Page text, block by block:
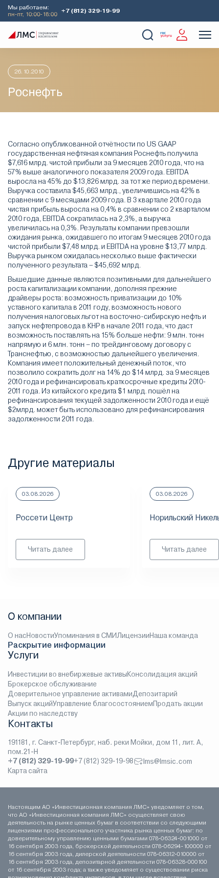
Мы работаем:
пн-пт, 10:00-18:00
+7 (812) 329-19-99
Главная Аналитика
26.10.2010
Роснефть
Согласно опубликованной отчётности по US GAAP
государственная нефтяная компания Роснефть получила
$7,616 млрд. чистой прибыли за 9 месяцев 2010 года, что на
57% выше аналогичного показателя 2009 года. EBITDA
выросла на 45% до $13,826 млрд. за тот же период времени.
Выручка составила $45,663 млрд., увеличившись на 42% в
сравнении с 9 месяцами 2009 года. В 3 квартале 2010 года
чистая прибыль выросла на 0,4% в сравнении со 2 кварталом
2010 года, EBITDA сократилась на 2,3%, а выручка
увеличилась на 0,3%. Результаты компании превзошли
ожидания рынка, ожидавшего по итогам 9 месяцев 2010 года
чистой прибыли $7,48 млрд. и EBITDA на уровне $13,77 млрд.
Выручка рынком ожидалась несколько выше фактически
полученного результата – $45,692 млрд.
Вышедшие данные являются позитивными для дальнейшего
роста капитализации компании, дополняя прежние
драйверы роста: возможность приватизации до 10%
уставного капитала в 2011 году, возможность нового
получения налоговых льгот на восточно-сибирскую нефть и
запуск нефтепровода в КНР в начале 2011 года, что даст
возможность поставлять на 15% больше нефти: 9 млн. тонн
напрямую и 6 млн. тонн – по трейдинговому договору с
Транснефтью, с возможностью дальнейшего увеличения.
Компания имеет положительный денежный поток, что
позволило сократить долг на 14% до $14 млрд. за 9 месяцев
2010 года и рефинансировать краткосрочные кредиты 2010-
2011 года. Из китайского кредита $1 млрд. пошёл на
рефинансирования текущей задолженности 2010 года и ещё
$2млрд. может быть использовано для рефинансирования
задолженности 2011 года.
Другие материалы
03.08.2026
Россети Центр
Читать далее
03.08.2026
Норильский
Читать далее
О компании
О насНовостиУпоминания в СМИЛицензииНаша команда
Раскрытие информации
Услуги
Инвестиции во внебиржевые активыКонсолидация акций
Брокерское обслуживание
Доверительное управление активамиДепозитарий
Выпуск акцийУправление благосостояниемПродать акции
Акции по наследству
Контакты
191181, г. Санкт-Петербург, наб. реки Мойки, дом 11, лит. А,
пом.21-Н
+7 (812) 329-19-99+7 (812) 329-19-98
lms@lmsic.com
Карта сайта
Настоящим АО «Инвестиционная компания ЛМС» уведомляет о том,
что АО «Инвестиционная компания ЛМС» осуществляет свою
деятельность на рынке ценных бумаг в соответствии со следующими
лицензиями профессионального участника рынка ценных бумаг: по
доверительному управлению ценными бумагами 078-06324-001000 от
16 сентября 2003 года, брокерской деятельности 078-06294-100000 от
16 сентября 2003 года, дилерской деятельности 078-06312-010000 от
16 сентября 2003 года, депозитарной деятельности 078-06328-000100
от 16 сентября 2003 года; а также уведомляет о существовании риска